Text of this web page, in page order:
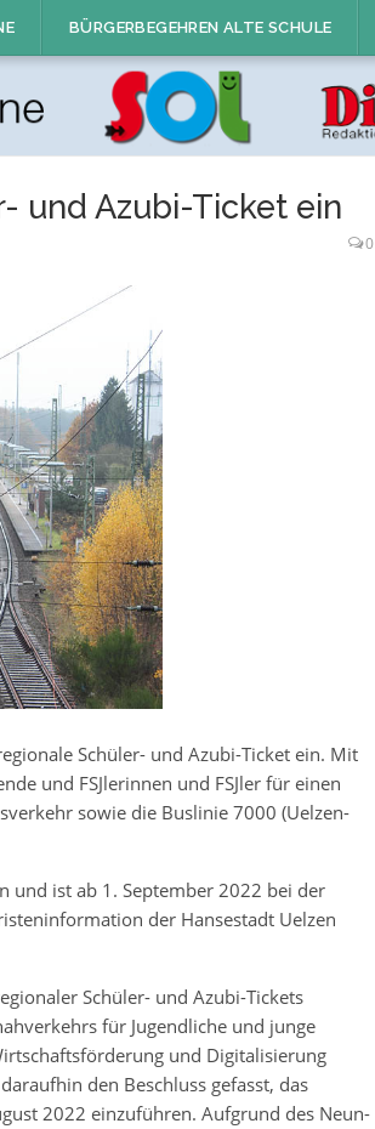
BÜRGERBEGEHREN ALTE SCHULE
und Azubi-Ticket ein
0
Schüler- und Azubi-Ticket ein. Mit
und FSJlerinnen und FSJler für einen
sowie die Buslinie 7000 (Uelzen-
und ist ab 1. September 2022 bei der
der Hansestadt Uelzen
Schüler- und Azubi-Tickets
für Jugendliche und junge
und Digitalisierung
den Beschluss gefasst, das
2022 einzuführen. Aufgrund des Neun-